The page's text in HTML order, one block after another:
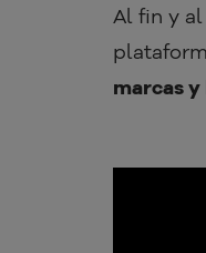
Al fin y
marcas